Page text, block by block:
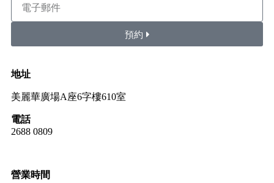
預約
地址
美麗華廣場A座6字樓610室
電話
2688 0809
營業時間